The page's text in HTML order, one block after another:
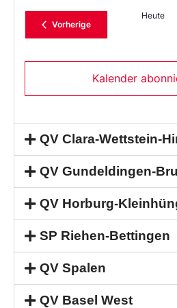
VorherigeVeranstaltungen
Heute
Kalender
QV Clara-Wettstein-
QV Gundeldingen-
QV Horburg-
SP Riehen-Bettingen
QV Spalen
QV Basel West